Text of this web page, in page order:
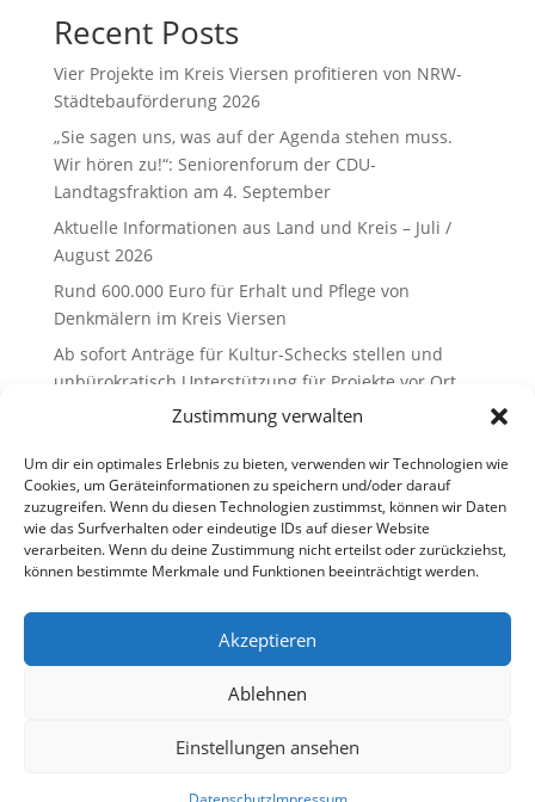
Zustimmung verwalten
Um dir ein optimales Erlebnis zu bieten, verwenden wir Technologien wie
Cookies, um Geräteinformationen zu speichern und/oder darauf
zuzugreifen. Wenn du diesen Technologien zustimmst, können wir Daten
wie das Surfverhalten oder eindeutige IDs auf dieser Website
verarbeiten. Wenn du deine Zustimmung nicht erteilst oder zurückziehst,
können bestimmte Merkmale und Funktionen beeinträchtigt werden.
Akzeptieren
Ablehnen
Einstellungen ansehen
Recent Posts
Vier Projekte im Kreis Viersen profitieren von NRW-
Städtebauförderung 2026
„Sie sagen uns, was auf der Agenda stehen muss.
Wir hören zu!“: Seniorenforum der CDU-
Landtagsfraktion am 4. September
Aktuelle Informationen aus Land und Kreis – Juli /
August 2026
Rund 600.000 Euro für Erhalt und Pflege von
Denkmälern im Kreis Viersen
Ab sofort Anträge für Kultur-Schecks stellen und
unbürokratisch Unterstützung für Projekte vor Ort
Recent Comments
Es sind keine Kommentare vorhanden.